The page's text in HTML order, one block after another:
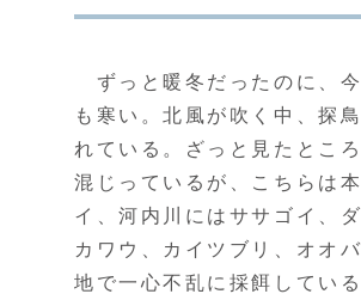
ずっと暖冬だったのに、
も寒い。北風が吹く中、探
れている。ざっと見たとこ
混じっているが、こちらは
イ、河内川にはササゴイ、
カワウ、カイツブリ、オオ
地で一心不乱に採餌してい